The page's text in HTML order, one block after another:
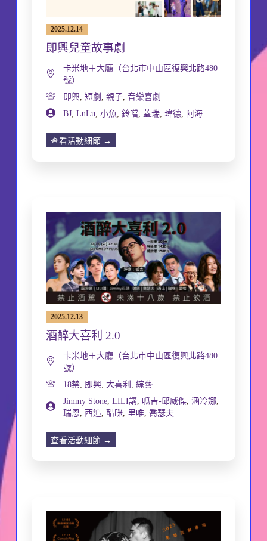
2025.12.14
即興兒童故事劇
卡米地＋大廳（台北市中山區復興北路480
號）
即興, 短劇 , 親子, 音樂喜劇
BJ, LuLu, 小魚, 鈴噹, 蓋瑞, 瑋德, 阿海
查看活動細節 →
2025.12.13
酒醉大喜利 2.0
卡米地＋大廳（台北市中山區復興北路480
號）
18禁, 即興, 大喜利
綜藝
Jimmy Stone, LILI講, 呱吉-邱威傑, 涵冷娜,
瑞恩 西追 醋咪, 里唯 喬瑟夫
查看活動細節 →